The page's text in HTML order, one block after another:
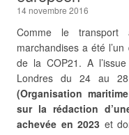
14 novembre 2016
Comme le transport
marchandises a été
de la COP21. A
Londres du 24 au
(Organisation
sur la rédaction
achevée en 2023 et